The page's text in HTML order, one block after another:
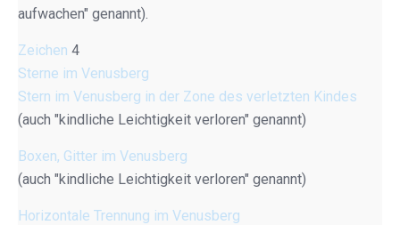
aufwachen" genannt).
Zeichen 4
Sterne im Venusberg
Stern im Venusberg in der Zone des verletzten Kindes
(auch "kindliche Leichtigkeit verloren" genannt)
Boxen, Gitter im Venusberg
(auch "kindliche Leichtigkeit verloren" genannt)
Horizontale Trennung im Venusberg